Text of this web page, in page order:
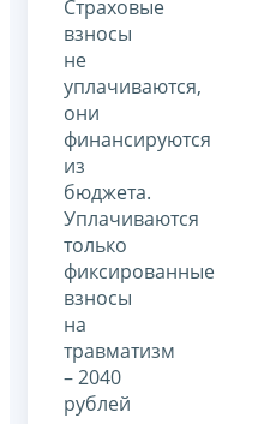
Страховые
взносы
не
уплачиваются,
они
финансируются
из
бюджета.
Уплачиваются
только
фиксированные
взносы
на
травматизм
– 2040
рублей